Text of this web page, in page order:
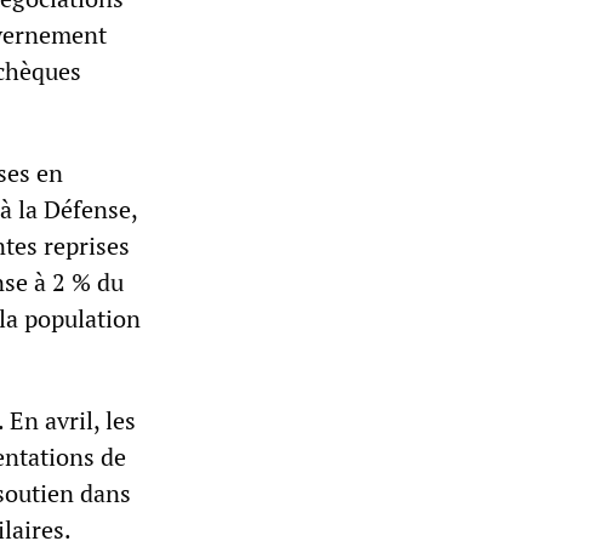
en
la Défense,
reprises
à 2 % du
population
En avril, les
de
dans